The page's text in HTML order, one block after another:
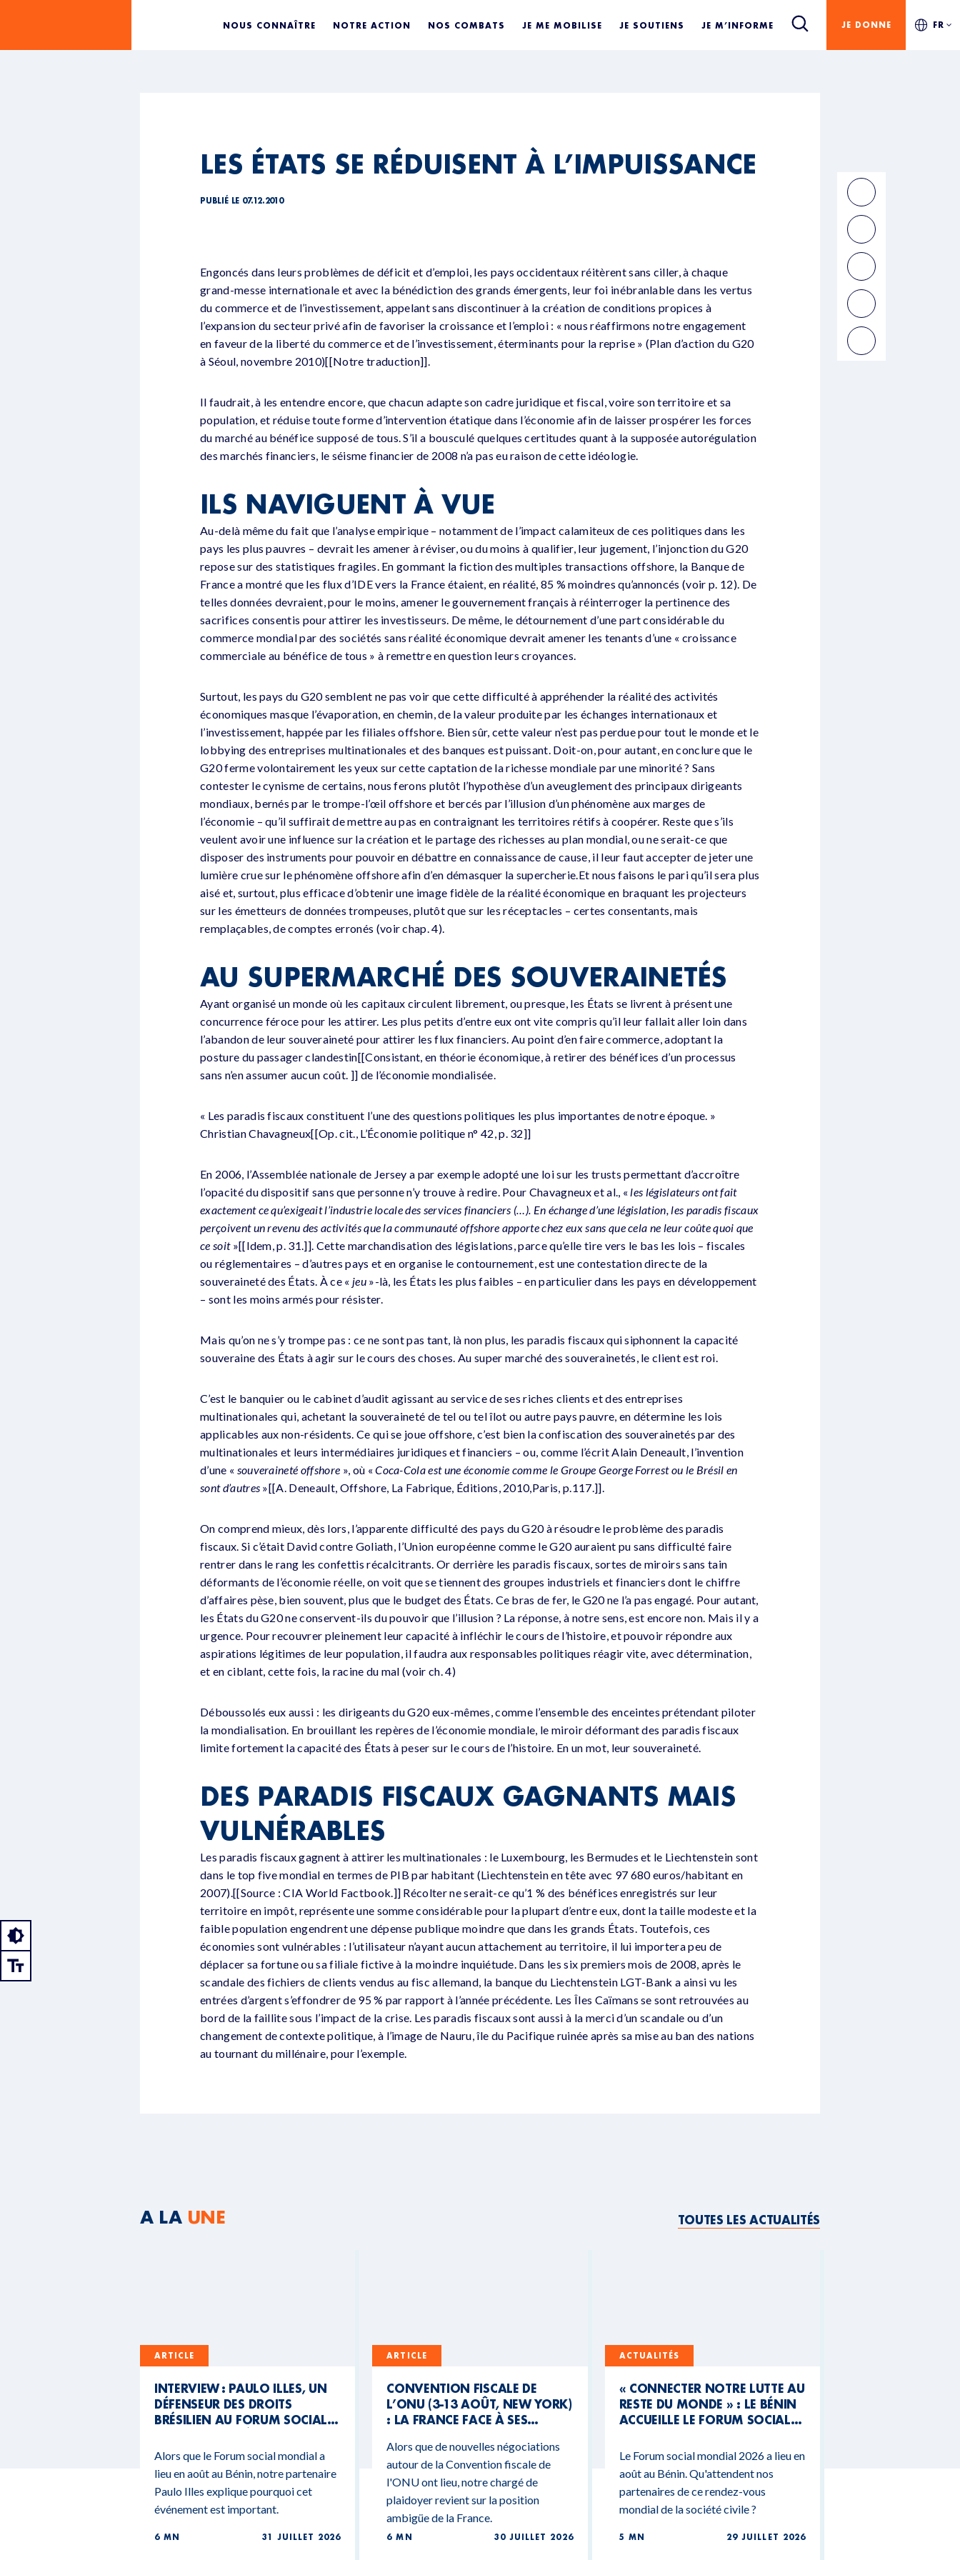
NOUS CONNAÎTRE NOTRE ACTION NOS COMBATS JE ME MOBILISE JE SOUTIENS JE M’INFORME JE DONNE FR
LES ÉTATS SE RÉDUISENT À L’IMPUISSANCE
PUBLIÉ LE 07.12.2010
Engoncés dans leurs problèmes de déficit et d’emploi, les pays occidentaux réitèrent sans ciller, à chaque
grand-messe internationale et avec la bénédiction des grands émergents, leur foi inébranlable dans les vertus
du commerce et de l’investissement, appelant sans discontinuer à la création de conditions propices à
l’expansion du secteur privé afin de favoriser la croissance et l’emploi : « nous réaffirmons notre engagement
en faveur de la liberté du commerce et de l’investissement, éterminants pour la reprise » (Plan d’action du G20
à Séoul, novembre 2010)[[Notre traduction]].
Il faudrait, à les entendre encore, que chacun adapte son cadre juridique et fiscal, voire son territoire et sa
population, et réduise toute forme d’intervention étatique dans l’économie afin de laisser prospérer les forces
du marché au bénéfice supposé de tous. S’il a bousculé quelques certitudes quant à la supposée autorégulation
des marchés financiers, le séisme financier de 2008 n’a pas eu raison de cette idéologie.
ILS NAVIGUENT À VUE
Au-delà même du fait que l’analyse empirique – notamment de l’impact calamiteux de ces politiques dans les
pays les plus pauvres – devrait les amener à réviser, ou du moins à qualifier, leur jugement, l’injonction du G20
repose sur des statistiques fragiles. En gommant la fiction des multiples transactions offshore, la Banque de
France a montré que les flux d’IDE vers la France étaient, en réalité, 85 % moindres qu’annoncés (voir p. 12). De
telles données devraient, pour le moins, amener le gouvernement français à réinterroger la pertinence des
sacrifices consentis pour attirer les investisseurs. De même, le détournement d’une part considérable du
commerce mondial par des sociétés sans réalité économique devrait amener les tenants d’une « croissance
commerciale au bénéfice de tous » à remettre en question leurs croyances.
Surtout, les pays du G20 semblent ne pas voir que cette difficulté à appréhender la réalité des activités
économiques masque l’évaporation, en chemin, de la valeur produite par les échanges internationaux et
l’investissement, happée par les filiales offshore. Bien sûr, cette valeur n’est pas perdue pour tout le monde et le
lobbying des entreprises multinationales et des banques est puissant. Doit-on, pour autant, en conclure que le
G20 ferme volontairement les yeux sur cette captation de la richesse mondiale par une minorité ? Sans
contester le cynisme de certains, nous ferons plutôt l’hypothèse d’un aveuglement des principaux dirigeants
mondiaux, bernés par le trompe-l’œil offshore et bercés par l’illusion d’un phénomène aux marges de
l’économie – qu’il suffirait de mettre au pas en contraignant les territoires rétifs à coopérer. Reste que s’ils
veulent avoir une influence sur la création et le partage des richesses au plan mondial, ou ne serait-ce que
disposer des instruments pour pouvoir en débattre en connaissance de cause, il leur faut accepter de jeter une
lumière crue sur le phénomène offshore afin d’en démasquer la supercherie.Et nous faisons le pari qu’il sera plus
aisé et, surtout, plus efficace d’obtenir une image fidèle de la réalité économique en braquant les projecteurs
sur les émetteurs de données trompeuses, plutôt que sur les réceptacles – certes consentants, mais
remplaçables, de comptes erronés (voir chap. 4).
AU SUPERMARCHÉ DES SOUVERAINETÉS
Ayant organisé un monde où les capitaux circulent librement, ou presque, les États se livrent à présent une
concurrence féroce pour les attirer. Les plus petits d’entre eux ont vite compris qu’il leur fallait aller loin dans
l’abandon de leur souveraineté pour attirer les flux financiers. Au point d’en faire commerce, adoptant la
posture du passager clandestin[[Consistant, en théorie économique, à retirer des bénéfices d’un processus
sans n’en assumer aucun coût. ]] de l’économie mondialisée.
« Les paradis fiscaux constituent l’une des questions politiques les plus importantes de notre époque. »
Christian Chavagneux[[Op. cit., L’Économie politique n° 42, p. 32]]
En 2006, l’Assemblée nationale de Jersey a par exemple adopté une loi sur les trusts permettant d’accroître
l’opacité du dispositif sans que personne n’y trouve à redire. Pour Chavagneux et al., «les législateurs ont fait
exactement ce qu’exigeait l’industrie locale des services financiers (…). En échange d’une législation, les paradis fiscaux
perçoivent un revenu des activités que la communauté offshore apporte chez eux sans que cela ne leur coûte quoi que
ce soit»[[Idem, p. 31.]]. Cette marchandisation des législations, parce qu’elle tire vers le bas les lois – fiscales
ou réglementaires – d’autres pays et en organise le contournement, est une contestation directe de la
souveraineté des États. À ce « jeu»-là, les États les plus faibles – en particulier dans les pays en développement
– sont les moins armés pour résister.
Mais qu’on ne s’y trompe pas : ce ne sont pas tant, là non plus, les paradis fiscaux qui siphonnent la capacité
souveraine des États à agir sur le cours des choses. Au super marché des souverainetés, le client est roi.
C’est le banquier ou le cabinet d’audit agissant au service de ses riches clients et des entreprises
multinationales qui, achetant la souveraineté de tel ou tel îlot ou autre pays pauvre, en détermine les lois
applicables aux non-résidents. Ce qui se joue offshore, c’est bien la confiscation des souverainetés par des
multinationales et leurs intermédiaires juridiques et financiers – ou, comme l’écrit Alain Deneault, l’invention
d’une « souveraineté offshore », où «Coca-Cola est une économie comme le Groupe George Forrest ou le Brésil en
sont d’autres »[[A. Deneault, Offshore, La Fabrique, Éditions, 2010,Paris, p.117.]].
On comprend mieux, dès lors, l’apparente difficulté des pays du G20 à résoudre le problème des paradis
fiscaux. Si c’était David contre Goliath, l’Union européenne comme le G20 auraient pu sans difficulté faire
rentrer dans le rang les confettis récalcitrants. Or derrière les paradis fiscaux, sortes de miroirs sans tain
déformants de l’économie réelle, on voit que se tiennent des groupes industriels et financiers dont le chiffre
d’affaires pèse, bien souvent, plus que le budget des États. Ce bras de fer, le G20 ne l’a pas engagé. Pour autant,
les États du G20 ne conservent-ils du pouvoir que l’illusion ? La réponse, à notre sens, est encore non. Mais il y a
urgence. Pour recouvrer pleinement leur capacité à infléchir le cours de l’histoire, et pouvoir répondre aux
aspirations légitimes de leur population, il faudra aux responsables politiques réagir vite, avec détermination,
et en ciblant, cette fois, la racine du mal (voir ch. 4)
Déboussolés eux aussi : les dirigeants du G20 eux-mêmes, comme l’ensemble des enceintes prétendant piloter
la mondialisation. En brouillant les repères de l’économie mondiale, le miroir déformant des paradis fiscaux
limite fortement la capacité des États à peser sur le cours de l’histoire. En un mot, leur souveraineté.
DES PARADIS FISCAUX GAGNANTS MAIS
VULNÉRABLES
Les paradis fiscaux gagnent à attirer les multinationales : le Luxembourg, les Bermudes et le Liechtenstein sont
dans le top five mondial en termes de PIB par habitant (Liechtenstein en tête avec 97 680 euros/habitant en
2007).[[Source : CIA World Factbook.]] Récolter ne serait-ce qu’1 % des bénéfices enregistrés sur leur
territoire en impôt, représente une somme considérable pour la plupart d’entre eux, dont la taille modeste et la
faible population engendrent une dépense publique moindre que dans les grands États. Toutefois, ces
économies sont vulnérables : l’utilisateur n’ayant aucun attachement au territoire, il lui importera peu de
déplacer sa fortune ou sa filiale fictive à la moindre inquiétude. Dans les six premiers mois de 2008, après le
scandale des fichiers de clients vendus au fisc allemand, la banque du Liechtenstein LGT-Bank a ainsi vu les
entrées d’argent s’effondrer de 95 % par rapport à l’année précédente. Les Îles Caïmans se sont retrouvées au
bord de la faillite sous l’impact de la crise. Les paradis fiscaux sont aussi à la merci d’un scandale ou d’un
changement de contexte politique, à l’image de Nauru, île du Pacifique ruinée après sa mise au ban des nations
au tournant du millénaire, pour l’exemple.
A LA UNE TOUTES LES ACTUALITÉS
ARTICLE
INTERVIEW : PAULO ILLES, UN
DÉFENSEUR DES DROITS
BRÉSILIEN AU FORUM SOCIAL
Alors que le Forum social mondial a
lieu en août au Bénin, notre partenaire
Paulo Illes explique pourquoi cet
événement est important.
6 MN 31 JUILLET 2026
ARTICLE
CONVENTION FISCALE DE
L’ONU (3-13 AOÛT, NEW YORK)
: LA FRANCE FACE À SES
BUDGÉTAIRES
Alors que de nouvelles négociations
autour de la Convention fiscale de
l'ONU ont lieu, notre chargé de
plaidoyer revient sur la position
ambigüe de la France.
6 MN 30 JUILLET 2026
ACTUALITÉS
« CONNECTER NOTRE LUTTE AU
RESTE DU MONDE » : LE BÉNIN
ACCUEILLE LE FORUM SOCIAL
Le Forum social mondial 2026 a lieu en
août au Bénin. Qu'attendent nos
partenaires de ce rendez-vous
mondial de la société civile ?
5 MN 29 JUILLET 2026